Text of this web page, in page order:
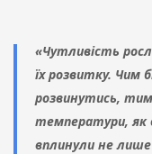
«Чутливість
їх розвитку. Чим
розвинутись, тим
температури, як
вплинули не лише